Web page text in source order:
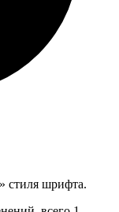
стиля шрифта.